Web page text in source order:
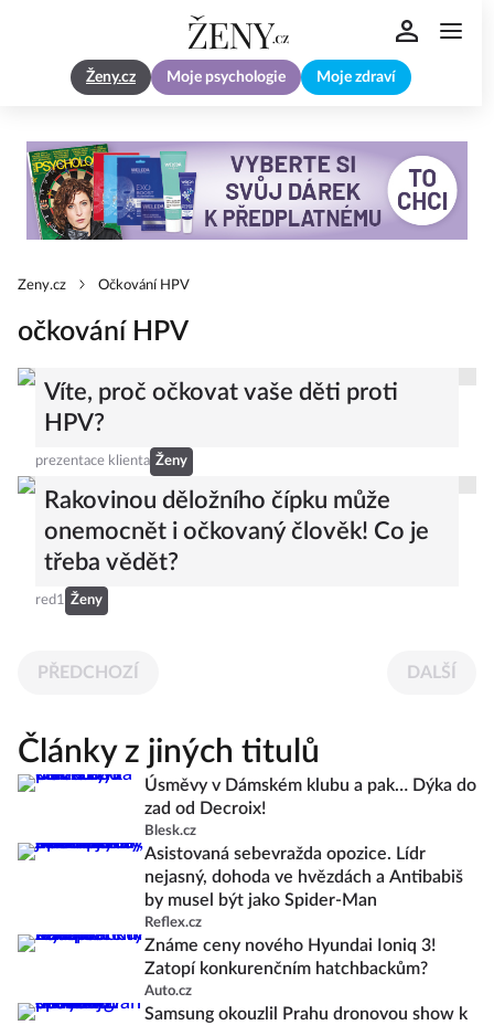
Ženy.cz Moje psychologie Moje zdraví
Zeny.cz Očkování HPV
očkování HPV
Víte, proč očkovat vaše děti proti
HPV?
prezentace klienta Ženy
Rakovinou děložního čípku může
onemocnět i očkovaný člověk! Co je
třeba vědět?
red1 Ženy
PŘEDCHOZÍ DALŠÍ
Články z jiných titulů
Úsměvy v Dámském klubu a pak… Dýka do
zad od Decroix!
Blesk.cz
Asistovaná sebevražda opozice. Lídr
nejasný, dohoda ve hvězdách a Antibabiš
by musel být jako Spider-Man
Reflex.cz
Známe ceny nového Hyundai Ioniq 3!
Zatopí konkurenčním hatchbackům?
Auto.cz
Samsung okouzlil Prahu dronovou show k